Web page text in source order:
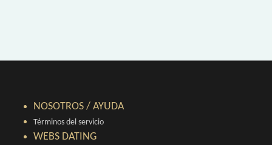
NOSOTROS / AYUDA
Términos del servicio
WEBS DATING